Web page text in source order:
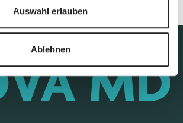
Auswahl erlauben
Ablehnen